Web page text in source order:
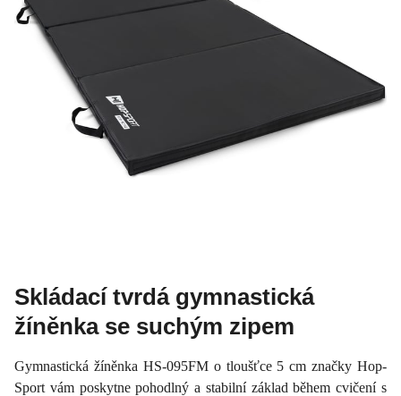
Skládací tvrdá gymnastická
žíněnka se suchým zipem
Gymnastická žíněnka HS-095FM o tloušťce 5 cm značky Hop-
Sport vám poskytne pohodlný a stabilní základ během cvičení s